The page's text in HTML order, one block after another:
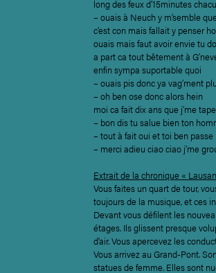
long des feux d’15minutes
– ouais à Neuch y m’semble
c’est con mais fallait y penser
ouais mais faut avoir envie tu
a part ca tout bêtement à
enfin sympa suportable quoi
– ouais pis donc ya vag’ment
– oh ben ose donc alors hein
moi ca fait dix ans que j’me
– bon dis tu salue bien ton
– tout à fait oui et toi ben
– merci adieu ciao ciao j’me
Extrait de la chronique «
Vous faites un quart de tour,
toujours de la musique, et ces
Devant vous défilent les
étages. Ils glissent presque
d’air. Vous apercevez les
Vous arrivez au Grand-Pont.
statues de femme. Elles sont